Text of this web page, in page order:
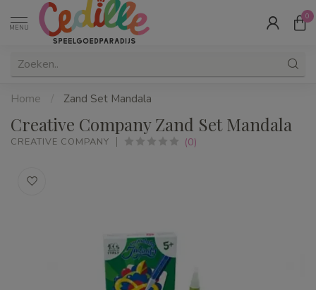
MENU
0
Home / Zand Set Mandala
Creative Company Zand Set Mandala
CREATIVE COMPANY (0)